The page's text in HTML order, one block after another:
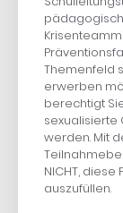
Themenfeld
erwerben
berechtigt
sexualisierte
werden. Mit
NICHT,
auszufüllen.